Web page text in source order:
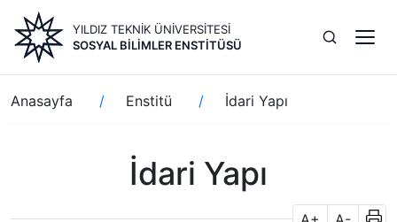
içeriğe
atla
YILDIZ TEKNİK ÜNİVERSİTESİ
SOSYAL BILIMLER ENSTITÜSÜ
Sayfa
yolu
Anasayfa Enstitü İdari Yapı
İdari Yapı